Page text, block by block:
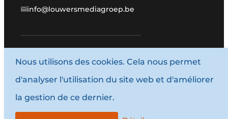
info@louwersmediagroep.be
www.louwersmediagroep.com
© 1987 - 2026 Louwersmediagroep.
Termes et conditions
Nous utilisons des cookies. Cela nous permet
d'analyser l'utilisation du site web et d'améliorer
la gestion de ce dernier.